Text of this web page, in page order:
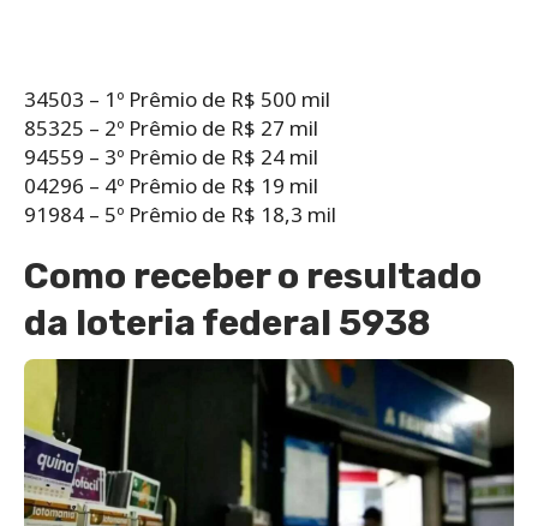
34503 – 1º Prêmio de R$ 500 mil
85325 – 2º Prêmio de R$ 27 mil
94559 – 3º Prêmio de R$ 24 mil
04296 – 4º Prêmio de R$ 19 mil
91984 – 5º Prêmio de R$ 18,3 mil
Como receber o resultado
da loteria federal 5938